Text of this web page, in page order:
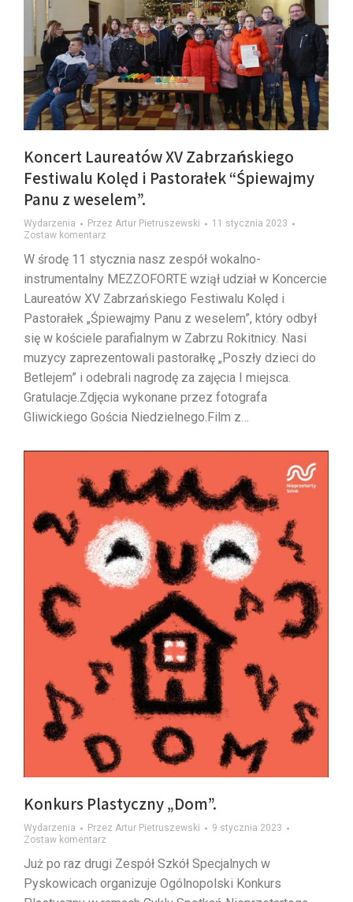
Koncert Laureatów XV Zabrzańskiego
Festiwalu Kolęd i Pastorałek “Śpiewajmy
Panu z weselem”.
Wydarzenia Przez Artur Pietruszewski
11 stycznia 2023
Zostaw komentarz
W środę 11 stycznia nasz zespół wokalno-
instrumentalny MEZZOFORTE wziął udział w Koncercie
Laureatów XV Zabrzańskiego Festiwalu Kolęd i
Pastorałek „Śpiewajmy Panu z weselem”, który odbył
się w kościele parafialnym w Zabrzu Rokitnicy. Nasi
muzycy zaprezentowali pastorałkę „Poszły dzieci do
Betlejem” i odebrali nagrodę za zajęcia I miejsca.
Gratulacje.Zdjęcia wykonane przez fotografa
Gliwickiego Gościa Niedzielnego.Film z…
Konkurs Plastyczny „Dom”.
Wydarzenia Przez Artur Pietruszewski
9 stycznia 2023
Zostaw komentarz
Już po raz drugi Zespół Szkół Specjalnych w
Pyskowicach organizuje Ogólnopolski Konkurs